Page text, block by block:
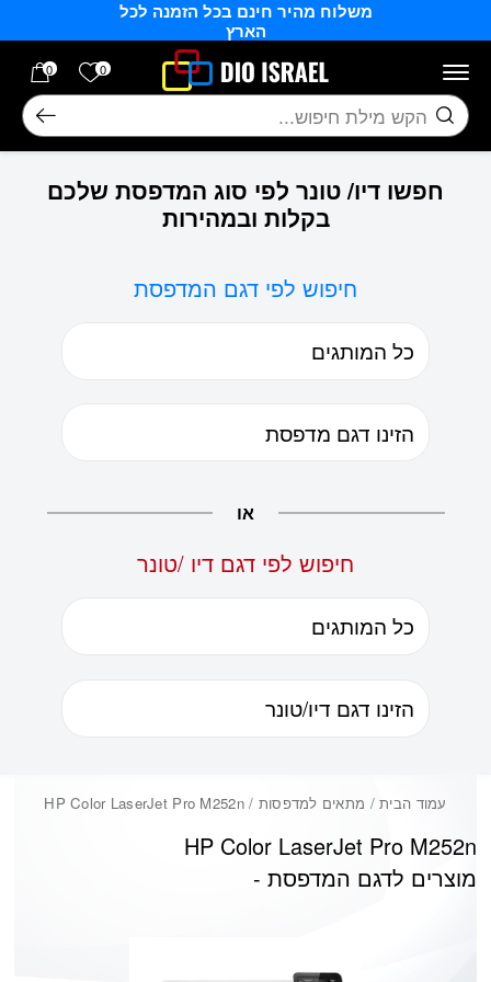
משלוח מהיר חינם בכל הזמנה לכל
הארץ
0 הרשימה
0
חיפוש
חפשו דיו/ טונר לפי סוג המדפסת שלכם
בקלות ובמהירות
חיפוש לפי דגם המדפסת
או
חיפוש לפי דגם דיו /טונר
עמוד הבית/ מתאים למדפסות / HP Color LaserJet Pro M252n
HP Color LaserJet Pro M252n
מוצרים לדגם המדפסת -